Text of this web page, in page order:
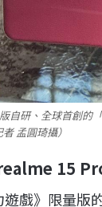
自研、全球首創的
孟圓琦攝）
15
戲》限量版